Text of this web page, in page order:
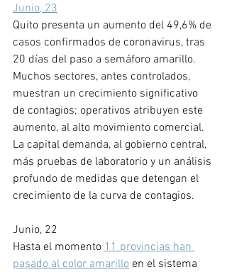
Junio, 23
Quito presenta un aumento del 49,6% de
casos confirmados de coronavirus, tras
20 días del paso a semáforo amarillo.
Muchos sectores, antes controlados,
muestran un crecimiento significativo
de contagios; operativos atribuyen este
aumento, al alto movimiento comercial.
La capital demanda, al gobierno central,
más pruebas de laboratorio y un análisis
profundo de medidas que detengan el
crecimiento de la curva de contagios.
Junio, 22
Hasta el momento 11 provincias han
pasado al color amarillo en el sistema